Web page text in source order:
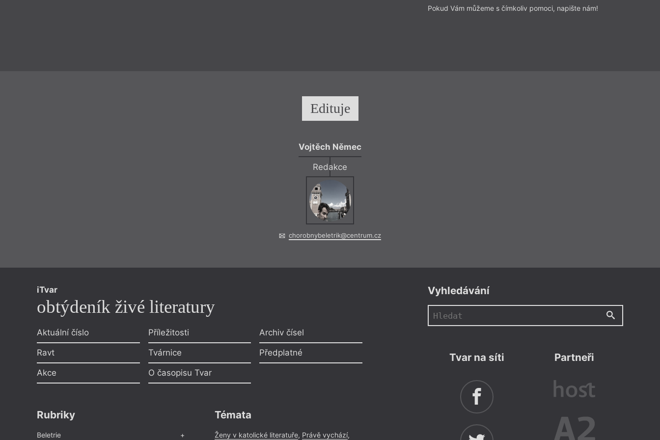
Pokud Vám můžeme s čímkoliv pomoci, napište nám!
Edituje
Vojtěch Němec
Redakce
chorobnybeletrik@centrum.cz
iTvar
obtýdeník živé literatury
Aktuální číslo
Ravt
Akce
Příležitosti
Tvárnice
O časopisu Tvar
Archiv čísel
Předplatné
Rubriky
Beletrie
Témata
Ženy v katolické literatuře, Právě vychází,
Vyhledávání
Tvar na síti Partneři